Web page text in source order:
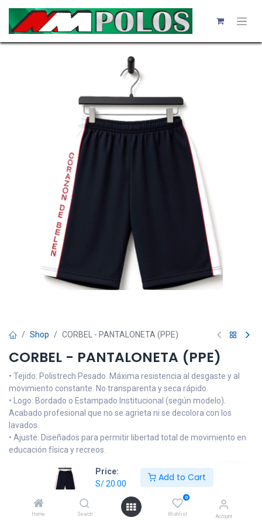
Price:
S/20.00
Add to Cart
Home Search
0
Wishlist Account
Shop CORBEL - PANTALONETA (PPE)
CORBEL - PANTALONETA (PPE)
• Tejido: Polistrech Pesado. Máxima resistencia al desgaste y al
movimiento constante. No transparenta y seca rápido.
• Logo: Bordado o Estampado Institucional (según modelo).
Acabado profesional que no se agrieta ni se decolora con los
lavados.
• Ajuste: Diseñados para permitir libertad total de movimiento en
educación física y recreos.
NOTA: Las imágenes son referenciales, el producto podrá llevar
alguna modificación en el logo o tonalidad del color de la prenda
que no sea muy alejada del diseño oficial de la institución
educativa. Si tiene dudas, consulte por medio de nuestro